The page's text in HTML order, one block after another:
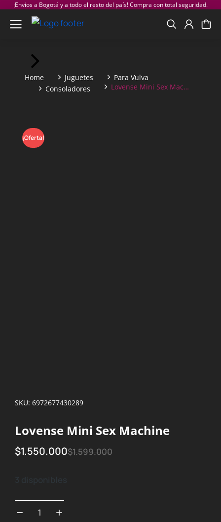
¡Envíos a Bogotá y a todo el resto del país! Compra con total seguridad.
You are here:
Home Juguetes
Para Vulva
Consoladores
Lovense Mini Sex Mac…
¡Oferta!
SKU: 6972677430289
Lovense Mini Sex Machine
$1.599.000
$1.550.000